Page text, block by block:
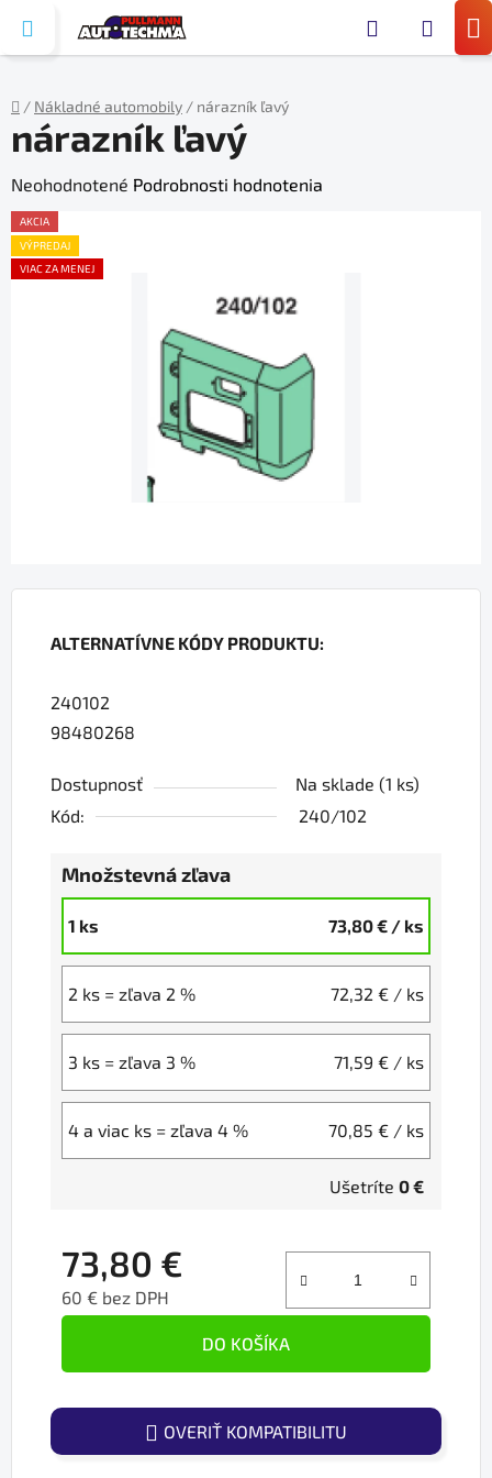
obsah
Domov
/ Nákladné automobily / nárazník ľavý
ALTERNATÍVNE KÓDY PRODUKTU:
240102
98480268
Dostupnosť Na sklade (1 ks)
Kód:
240/102
Množstevná zľava
1 ks 73,80 € / ks
2 ks = zľava 2 % 72,32 € / ks
3 ks = zľava 3 % 71,59 € / ks
4 a viac ks = zľava 4 % 70,85 € / ks
Ušetríte 0 €
73,80 €
60 € bez DPH
DO KOŠÍKA
OVERIŤ KOMPATIBILITU
nárazník ľavý
Priemerné
hodnotenie
produktu
je
Neohodnotené Podrobnosti hodnotenia
AKCIA
VÝPREDAJ
VIAC ZA MENEJ